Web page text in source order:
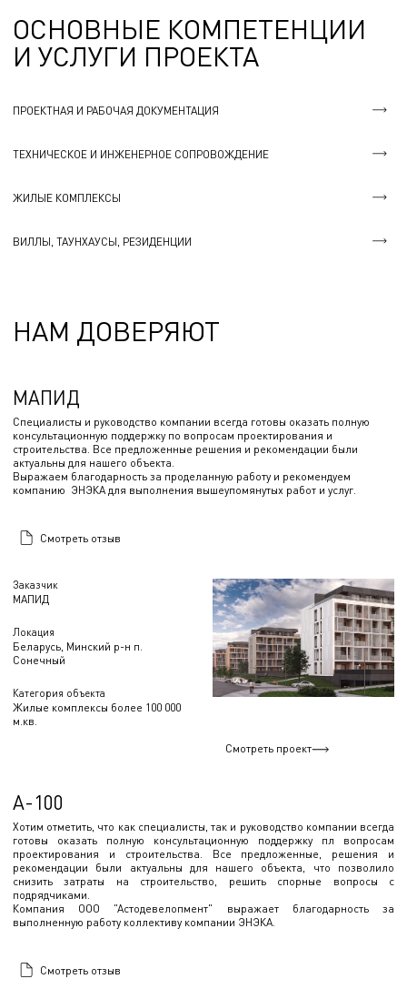
ОСНОВНЫЕ КОМПЕТЕНЦИИ
И УСЛУГИ ПРОЕКТА
ПРОЕКТНАЯ И РАБОЧАЯ ДОКУМЕНТАЦИЯ
ТЕХНИЧЕСКОЕ И ИНЖЕНЕРНОЕ СОПРОВОЖДЕНИЕ
ЖИЛЫЕ КОМПЛЕКСЫ
ВИЛЛЫ, ТАУНХАУСЫ, РЕЗИДЕНЦИИ
НАМ ДОВЕРЯЮТ
Заказчик
МАПИД
Локация
Беларусь, Минский р-н п.
Сонечный
Категория объекта
Жилые комплексы более 100 000
м.кв.
МАПИД
Специалисты и руководство компании всегда готовы оказать полную
консультационную поддержку по вопросам проектирования и
строительства. Все предложенные решения и рекомендации были
актуальны для нашего объекта.
Выражаем благодарность за проделанную работу и рекомендуем
компанию ЭНЭКА для выполнения вышеупомянутых работ и услуг.
Смотреть отзыв
Смотреть проект
А-100
Хотим отметить, что как специалисты, так и руководство компании всегда
готовы оказать полную консультационную поддержку пл вопросам
проектирования и строительства. Все предложенные, решения и
рекомендации были актуальны для нашего объекта, что позволило
снизить затраты на строительство, решить спорные вопросы с
подрядчиками.
Компания ООО "Астодевелопмент" выражает благодарность за
выполненную работу коллективу компании ЭНЭКА.
Смотреть отзыв